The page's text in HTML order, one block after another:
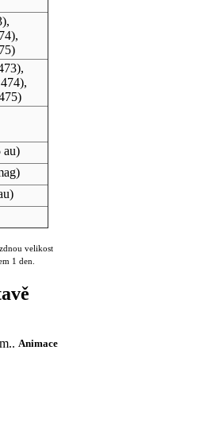
au)
velikost
1 den.
Animace